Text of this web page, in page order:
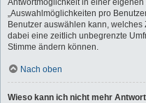
Antwortmöglichkeit in einer
„Auswahlmöglichkeiten pro
Benutzer auswählen kann,
dabei eine zeitlich unbegrenzte
Stimme ändern können.
Nach oben
Wieso kann ich nicht mehr